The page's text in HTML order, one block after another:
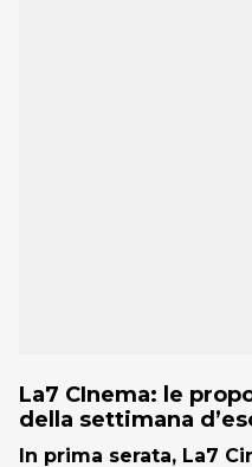
La7 CInema: le
della settimana
In prima serata, La7